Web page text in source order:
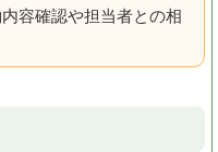
容確認や担当者との相